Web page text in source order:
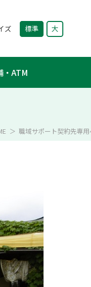
ズ 標準 大
・ATM
職域サポート契約先専用